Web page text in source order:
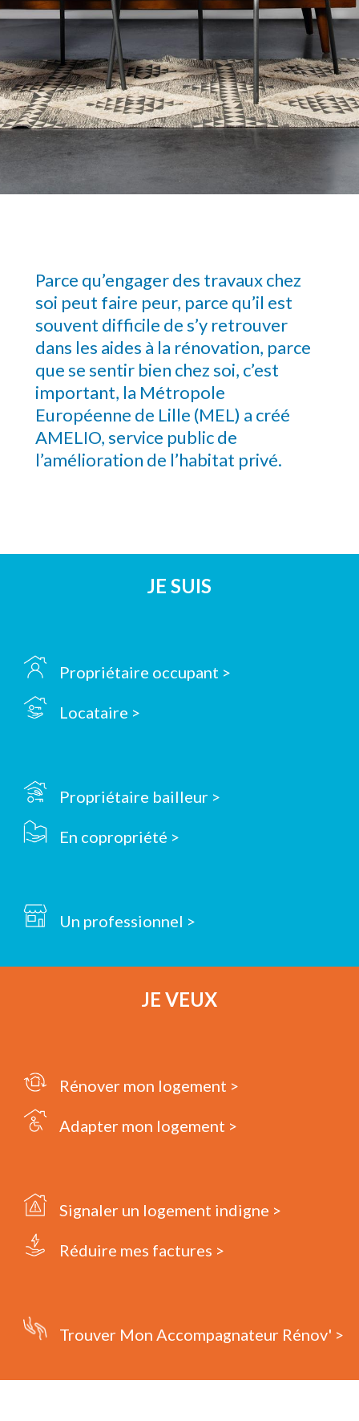
Parce qu’engager des travaux chez
soi peut faire peur, parce qu’il est
souvent difficile de s’y retrouver
dans les aides à la rénovation, parce
que se sentir bien chez soi, c’est
important, la Métropole
Européenne de Lille (MEL) a créé
AMELIO, service public de
l’amélioration de l’habitat privé.
JE SUIS
Propriétaire occupant >
Locataire >
Propriétaire bailleur >
En copropriété >
Un professionnel >
JE VEUX
Rénover mon logement >
Adapter mon logement >
Signaler un logement indigne >
Réduire mes factures >
Trouver Mon Accompagnateur Rénov' >